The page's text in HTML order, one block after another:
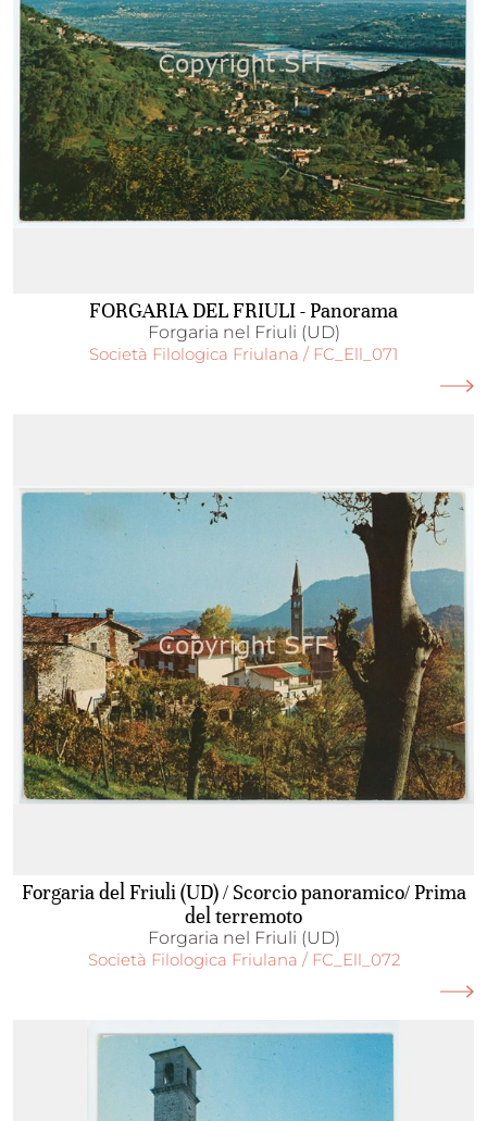
FORGARIA DEL FRIULI - Panorama
Forgaria nel Friuli (UD)
Società Filologica Friulana / FC_Ell_071
Forgaria del Friuli (UD) / Scorcio panoramico/ Prima
del terremoto
Forgaria nel Friuli (UD)
Società Filologica Friulana / FC_Ell_072